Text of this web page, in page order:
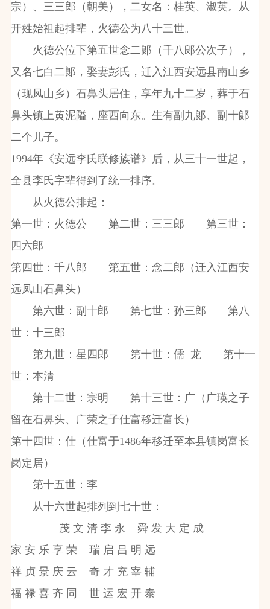
宗）、三三郎（朝美），二女名：桂英、淑英。从
开姓始祖起排辈，火德公为八十三世。
火德公位下第五世念二郞（千八郎公次子），
又名七白二郞，娶妻彭氏，迁入江西安远县南山乡
（现凤山乡）石鼻头居住，享年九十二岁，葬于石
鼻头镇上黄泥隘，座西向东。生有副九郞、副十郞
二个儿子。
1994年《安远李氏联修族谱》后，从三十一世起，
全县李氏字辈得到了统一排序。
从火德公排起：
第一世：火德公 第二世：三三郎 第三世：
四六郎
第四世：千八郎 第五世：念二郎（迁入江西安
远凤山石鼻头）
第六世：副十郎 第七世：孙三郎 第八
世：十三郎
第九世：星四郎 第十世：儒 龙 第十一
世：本清
第十二世：宗明 第十三世：广（广瑛之子
留在石鼻头、广荣之子仕富移迁富长）
第十四世：仕（仕富于1486年移迁至本县镇岗富长
岗定居）
第十五世：李
从十六世起排列到七十世：
茂 文 清 李 永 舜 发 大 定 成
家 安 乐 享 荣 瑞 启 昌 明 远
祥 贞 景 庆 云 奇 才 充 宰 辅
福 禄 喜 齐 同 世 运 宏 开 泰